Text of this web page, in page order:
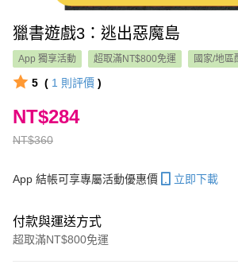
獵書遊戲3：逃出惡魔島
App 獨享活動 超取滿NT$800免運 國家/地區
5 ( 1 則評價 )
NT$360
NT$284
App 結帳可享專屬活動優惠價 立即下載
付款與運送方式
超取滿NT$800免運